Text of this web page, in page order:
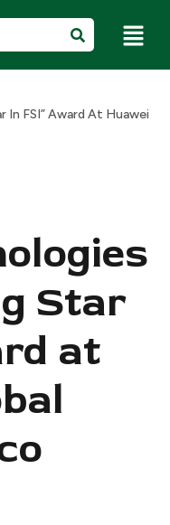
In FSI” Award At Huawei
Star
at